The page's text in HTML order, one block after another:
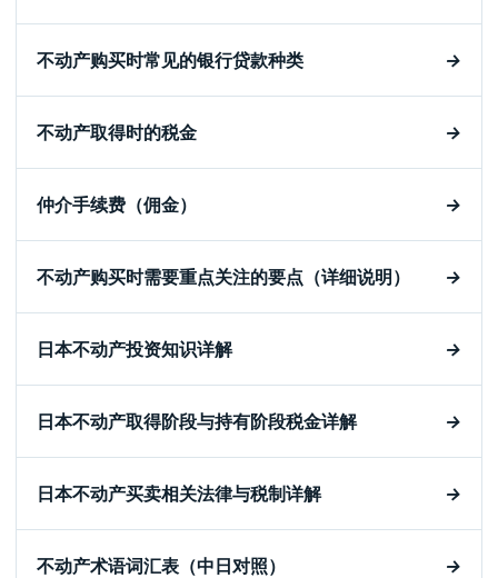
不动产购买时常见的银行贷款种类 →
不动产取得时的税金 →
仲介手续费（佣金） →
不动产购买时需要重点关注的要点（详细说明） →
日本不动产投资知识详解 →
日本不动产取得阶段与持有阶段税金详解 →
日本不动产买卖相关法律与税制详解 →
不动产术语词汇表（中日对照） →